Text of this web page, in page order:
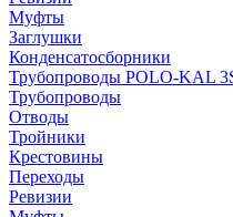
Муфты
Заглушки
Конденсатосборники
Трубопроводы POLO-KAL
Трубопроводы
Отводы
Тройники
Крестовины
Переходы
Ревизии